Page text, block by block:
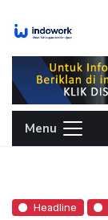
Menu
Headline